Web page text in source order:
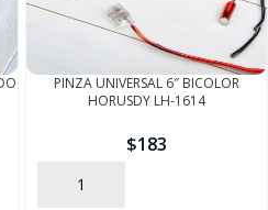
PINZA UNIVERSAL 6″ BICOLOR
HORUSDY LH-1614
$183
AÑADIR